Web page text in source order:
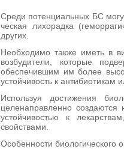
Среди потенциальных БС
ческая лихорадка
других.
Необходимо также иметь в
возбудители, кото­рые
обеспечившим им более
устойчивость к антибиотикам
Используя достижения
целенаправленно
устойчивостью к
свойствами.
Особенности биологического